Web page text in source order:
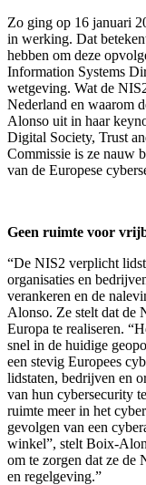
Zo ging op 16 januari
in werking. Dat
hebben om deze
Information Systems
wetgeving. Wat de
Nederland en waarom
Alonso uit in haar
Digital Society, Trust
Commissie is ze nauw
van de Europese
Geen ruimte voor
“De NIS2 verplicht
organisaties en
verankeren en de
Alonso. Ze stelt dat de
Europa te realiseren.
snel in de huidige
een stevig Europees
lidstaten, bedrijven en
van hun cybersecurity
ruimte meer in het
gevolgen van een
winkel”, stelt Boix-
om te zorgen dat ze de
en regelgeving.”